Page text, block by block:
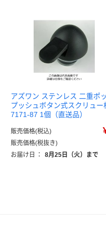
アズワン ステンレス 二重ポ
プッシュボタン式スクリュー
7171-87 1個（直送品）
販売価格(税込)
販売価格(税抜き)
お届け日
： 8月25日（火）まで